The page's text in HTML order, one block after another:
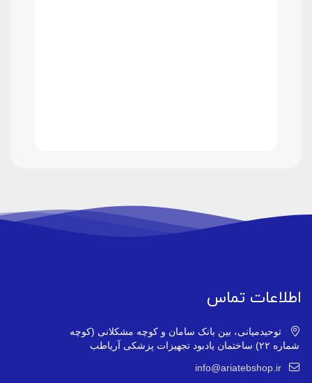
اطلاعات تماس
توحیدمیانی، بین بانک سامان و کوچه مشکلانی (کوچه
شماره ۲۲) ساختمان یادبود تجهیزات پزشکی آریاطب
info@ariatebshop.ir